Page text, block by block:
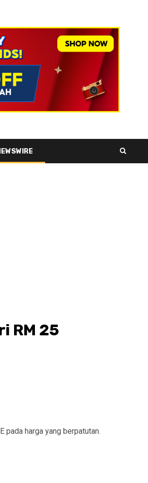
RM 25
pada harga yang berpatutan.